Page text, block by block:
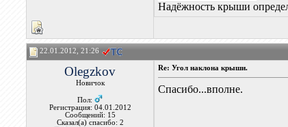
Надёжность крыши
22.01.2012, 21:26
Olegzkov
Новичок
Пол:
Регистрация: 04.01.2012
Сообщений: 15
Сказал(а) спасибо: 2
Re: Угол наклона крыши.
Спасибо...вполне.